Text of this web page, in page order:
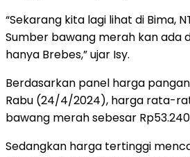
“Sekarang kita lagi lihat di Bima,
Sumber bawang merah kan ada
hanya Brebes,” ujar Isy.
Berdasarkan panel harga
Rabu (24/4/2024), harga rata-
bawang merah sebesar
Sedangkan harga tertinggi